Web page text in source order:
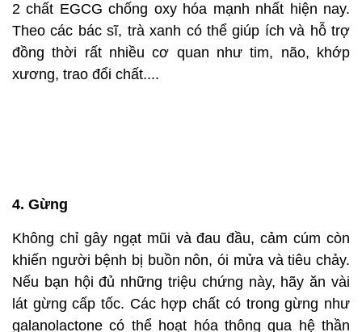
2 chất EGCG chống oxy hóa mạnh nhất hiện nay.
Theo các bác sĩ, trà xanh có thể giúp ích và hỗ trợ
đồng thời rất nhiều cơ quan như tim, não, khớp
xương, trao đổi chất....